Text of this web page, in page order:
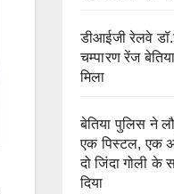
डीआईजी रेलवे
चम्पारण रेंज
मिला
बेतिया पुलिस ने
एक पिस्टल, एक
दो जिंदा गोली के
दिया